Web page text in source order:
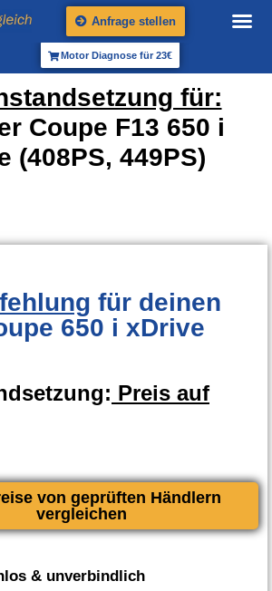
Anfrage stellen
Motor Diagnose für 23€
für:
Coupe F13 650 i
(408PS, 449PS)
für deinen
650 i xDrive
Preis auf
von geprüften Händlern
vergleichen
& unverbindlich